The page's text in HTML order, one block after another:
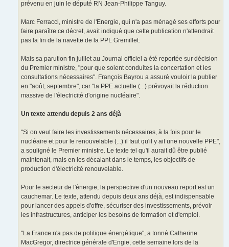
prévenu en juin le député RN Jean-Philippe Tanguy.
Marc Ferracci, ministre de l'Energie, qui n'a pas ménagé ses efforts pour
faire paraître ce décret, avait indiqué que cette publication n'attendrait
pas la fin de la navette de la PPL Gremillet.
Mais sa parution fin juillet au Journal officiel a été reportée sur décision
du Premier ministre, "pour que soient conduites la concertation et les
consultations nécessaires". François Bayrou a assuré vouloir la publier
en "août, septembre", car "la PPE actuelle (...) prévoyait la réduction
massive de l'électricité d'origine nucléaire".
Un texte attendu depuis 2 ans déjà
"Si on veut faire les investissements nécessaires, à la fois pour le
nucléaire et pour le renouvelable (...) il faut qu'il y ait une nouvelle PPE",
a souligné le Premier ministre. Le texte tel qu'il aurait dû être publié
maintenait, mais en les décalant dans le temps, les objectifs de
production d'électricité renouvelable.
Pour le secteur de l'énergie, la perspective d'un nouveau report est un
cauchemar. Le texte, attendu depuis deux ans déjà, est indispensable
pour lancer des appels d'offre, sécuriser des investissements, prévoir
les infrastructures, anticiper les besoins de formation et d'emploi.
"La France n'a pas de politique énergétique", a tonné Catherine
MacGregor, directrice générale d'Engie, cette semaine lors de la